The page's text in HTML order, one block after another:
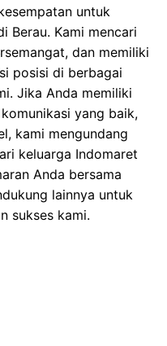
untuk
Berau. Kami mencari
dan memiliki
posisi di berbagai
Jika Anda memiliki
yang baik,
kami mengundang
keluarga Indomaret
Anda bersama
lainnya untuk
sukses kami.